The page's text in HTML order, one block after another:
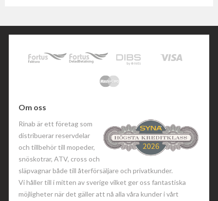
Om oss
Rinab är ett företag som
distribuerar reservdelar
och tillbehör till mopeder,
snöskotrar, ATV, cross och
släpvagnar både till återförsäljare och privatkunder.
Vi håller till i mitten av sverige vilket ger oss fantastiska
möjligheter när det gäller att nå alla våra kunder i vårt